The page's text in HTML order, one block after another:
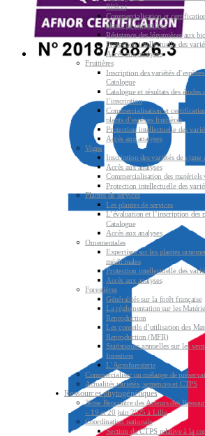
filières
Commercialisation et certification
plants de légumières
Résistance des légumières aux
Protection intellectuelle des
Accès aux analyses
Fruitières
Inscription des variétés
Catalogue
Catalogue et résultats des études
l’inscription
Commercialisation et
plants d’espèces fruitières
Protection intellectuelle des
Accès aux analyses
Vigne
Inscription des variétés de vigne
Accès aux analyses
Commercialisation des matériels
Protection intellectuelle des
Plantes de services
Les plantes de services
L’évaluation et l’inscription des
Catalogue
Accès aux analyses
Ornementales
Expertises sur les plantes
médicinales
Protection intellectuelle des
Accès aux analyses
Forestières
Généralités sur la forêt française
La réglementation sur les
Reproduction
Les conseils d’utilisation des
Reproduction (MFR)
Statistiques annuelles sur les
forestiers
L’Agroforesterie
Commercialiser un mélange de
Actualités variétés, semences et CTPS
Ressources phytogénétiques
3ème Rencontre des Acteurs des
– 19 et 20 juin 2025 à Lille
Coordination nationale
Section du CTPS relative à la